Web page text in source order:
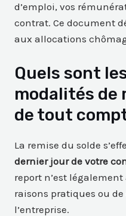
d’emploi, vos
contrat. Ce document
aux allocations
Quels sont
modalités de
de tout
La remise du solde
dernier jour de votre
report n’est
raisons pratiques ou
l’entreprise.